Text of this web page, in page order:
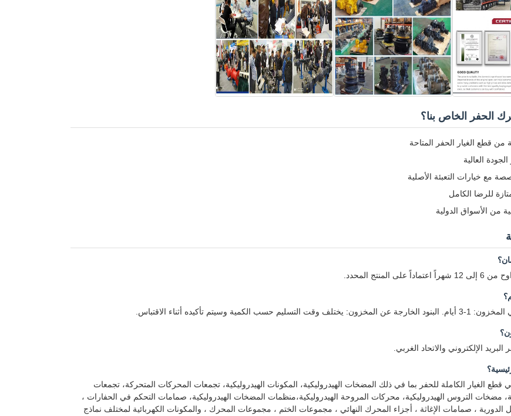
الحفر الخاص بنا؟
قطع الغيار الحفر المتاحة
الجودة العالية
مع خيارات التعبئة الأصلية
للرضا الكامل
من الأسواق الدولية
المنتج المحدد.
حسب الكمية وسيتم تأكيده أثناء الاقتباس.
الإلكتروني والاتحاد الغربي.
الغيار الكاملة للحفر بما في ذلك المضخات الهيدروليكية، المكونات الهيدروليكية، تجمعات المحركات المتحركة، تجمعات
مضخات التروس الهيدروليكية، محركات المروحة الهيدروليكية،منظمات المضخات الهيدروليكية، صمامات التحكم في الحفارات ،
، صمامات الإغاثة ، أجزاء المحرك النهائي ، مجموعات الختم ، مجموعات المحرك ، والمكونات الكهربائية لمختلف نماذج